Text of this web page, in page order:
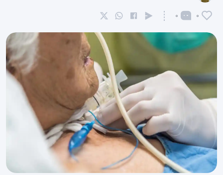
0
0